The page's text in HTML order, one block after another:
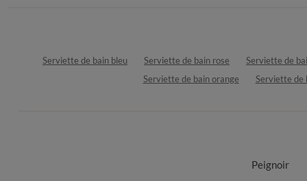
Serviette de bain bleu Serviette de bain rose Serviette de
Serviette de bain orange
Serviette de
Peignoir